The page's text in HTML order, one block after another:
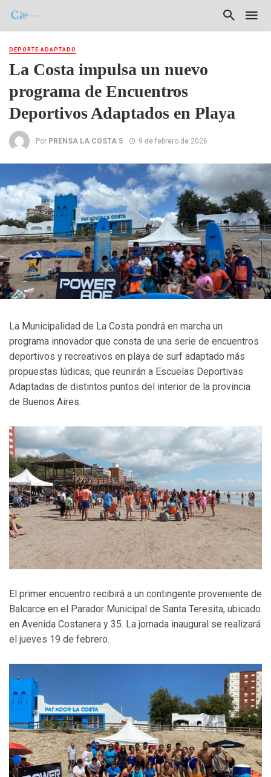
DEPORTE ADAPTADO
La Costa impulsa un nuevo
programa de Encuentros
Deportivos Adaptados en Playa
Por PRENSA LA COSTA 5 9 de febrero de 2026
La Municipalidad de La Costa pondrá en marcha un
programa innovador que consta de una serie de encuentros
deportivos y recreativos en playa de surf adaptado más
propuestas lúdicas, que reunirán a Escuelas Deportivas
Adaptadas de distintos puntos del interior de la provincia
de Buenos Aires.
El primer encuentro recibirá a un contingente proveniente de
Balcarce en el Parador Municipal de Santa Teresita, ubicado
en Avenida Costanera y 35. La jornada inaugural se realizará
el jueves 19 de febrero.